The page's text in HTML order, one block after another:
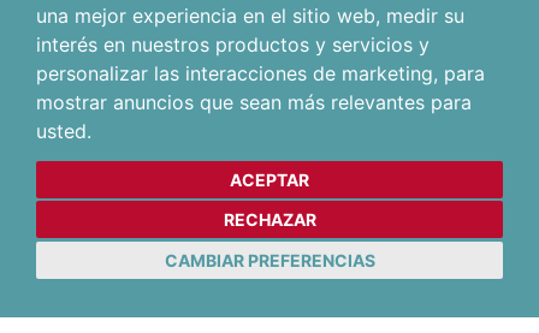
una mejor experiencia en el sitio web, medir su
interés en nuestros productos y servicios y
personalizar las interacciones de marketing, para
mostrar anuncios que sean más relevantes para
usted.
ACEPTAR
RECHAZAR
CAMBIAR PREFERENCIAS